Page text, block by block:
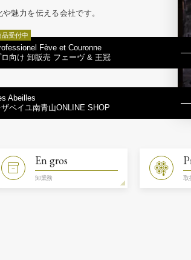
魅力を伝える会社です。
Fève et Couronne
ロ向け 卸販売 フェーヴ & 王冠
品受付中
Abeilles
ザベイユ南青山ONLINE SHOP
En gros
卸業務 取